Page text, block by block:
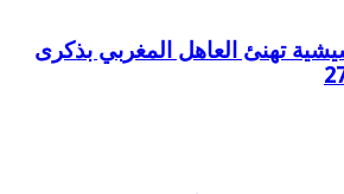
تهنئ العاهل المغربي بذكرى